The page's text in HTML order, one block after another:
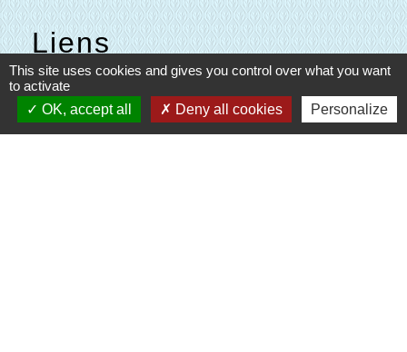
Liens
Evreux Portes de Normandie
(EPN)
This site uses cookies and gives you control over what you want
to activate
OK, accept all
Deny all cookies Personalize